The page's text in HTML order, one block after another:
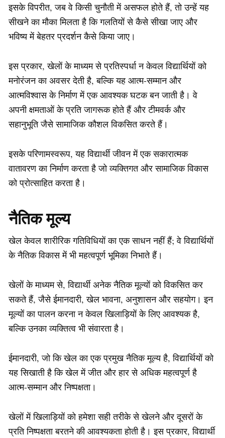
इसके विपरीत, जब वे किसी चुनौती में असफल होते हैं, तो उन्हें यह
सीखने का मौका मिलता है कि गलतियों से कैसे सीखा जाए और
भविष्य में बेहतर प्रदर्शन कैसे किया जाए।
इस प्रकार, खेलों के माध्यम से प्रतिस्पर्धा न केवल विद्यार्थियों को
मनोरंजन का अवसर देती है, बल्कि यह आत्म-सम्मान और
आत्मविश्वास के निर्माण में एक आवश्यक घटक बन जाती है। वे
अपनी क्षमताओं के प्रति जागरूक होते हैं और टीमवर्क और
सहानुभूति जैसे सामाजिक कौशल विकसित करते हैं।
इसके परिणामस्वरूप, यह विद्यार्थी जीवन में एक सकारात्मक
वातावरण का निर्माण करता है जो व्यक्तिगत और सामाजिक विकास
को प्रोत्साहित करता है।
नैतिक मूल्य
खेल केवल शारीरिक गतिविधियों का एक साधन नहीं हैं; वे विद्यार्थियों
के नैतिक विकास में भी महत्वपूर्ण भूमिका निभाते हैं।
खेलों के माध्यम से, विद्यार्थी अनेक नैतिक मूल्यों को विकसित कर
सकते हैं, जैसे ईमानदारी, खेल भावना, अनुशासन और सहयोग। इन
मूल्यों का पालन करना न केवल खिलाड़ियों के लिए आवश्यक है,
बल्कि उनका व्यक्तित्व भी संवारता है।
ईमानदारी, जो कि खेल का एक प्रमुख नैतिक मूल्य है, विद्यार्थियों को
यह सिखाती है कि खेल में जीत और हार से अधिक महत्वपूर्ण है
आत्म-सम्मान और निष्पक्षता।
खेलों में खिलाड़ियों को हमेशा सही तरीके से खेलने और दूसरों के
प्रति निष्पक्षता बरतने की आवश्यकता होती है। इस प्रकार, विद्यार्थी